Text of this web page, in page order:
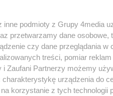
podmioty z Grupy 4media
przetwarzamy dane osobowe,
czy dane przeglądania w
treści, pomiar
Zaufani Partnerzy możemy
urządzenia do
korzystanie z tych technologii